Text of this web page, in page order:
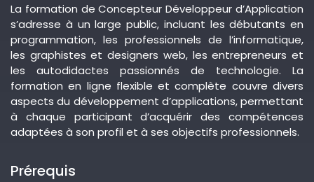
La formation de Concepteur Développeur d’Application
s’adresse à un large public, incluant les débutants en
programmation, les professionnels de l’informatique,
les graphistes et designers web, les entrepreneurs et
les autodidactes passionnés de technologie. La
formation en ligne flexible et complète couvre divers
aspects du développement d’applications, permettant
à chaque participant d’acquérir des compétences
adaptées à son profil et à ses objectifs professionnels.
Prérequis